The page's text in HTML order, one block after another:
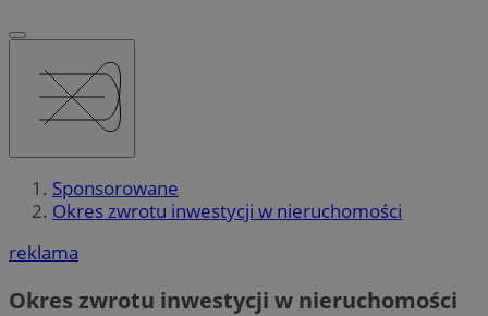
Sponsorowane
Okres zwrotu inwestycji w nieruchomości
reklama
Okres zwrotu inwestycji w nieruchomości